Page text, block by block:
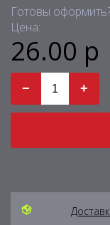
Готовы
Цена:
26.00 р
− +